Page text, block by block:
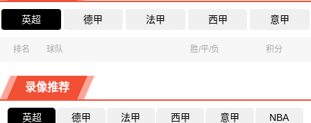
英超 德甲 法甲 西甲 意甲
排名 球队 胜/平/负 积分
录像推荐
英超 德甲 法甲 西甲 意甲 NBA